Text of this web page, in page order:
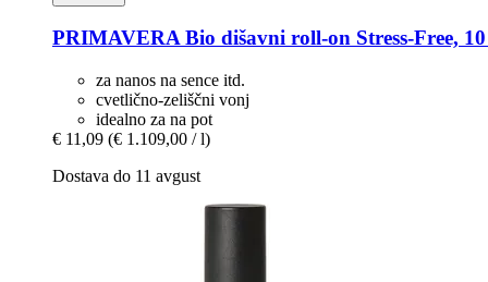
PRIMAVERABio dišavni roll-​on Stress-​Free,
za nanos na sence itd.
cvetlično-zeliščni vonj
idealno za na pot
€ 11,09 (€ 1.109,00 / l)
Dostava do 11 avgust